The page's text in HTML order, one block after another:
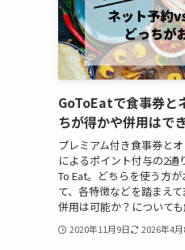
GoToEatで食事券と
ちが得かや併用はで
プレミアム付き食事券と
によるポイント付与の2通
To Eat。どちらを使う方
て、各特徴などを踏まえ
併用は可能か？についても
2020年11月9日 2026年4月